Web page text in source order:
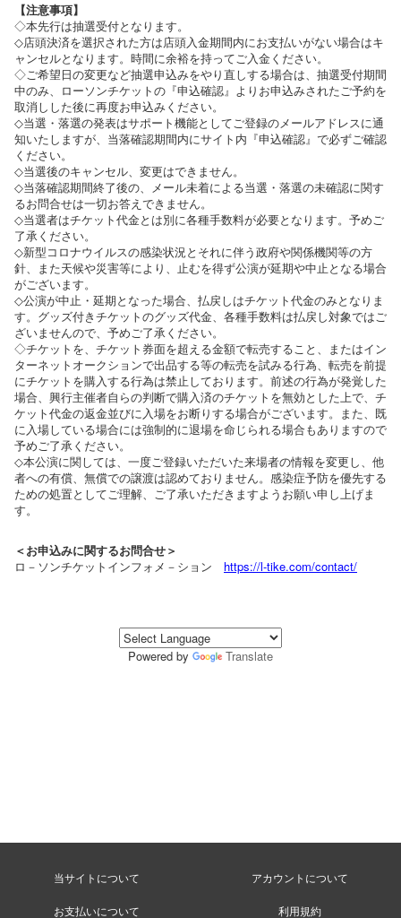
【注意事項】
◇本先行は抽選受付となります。
◇店頭決済を選択された方は店頭入金期間内にお支払いがない場合はキ
ャンセルとなります。時間に余裕を持ってご入金ください。
◇ご希望日の変更など抽選申込みをやり直しする場合は、抽選受付期間
中のみ、ローソンチケットの『申込確認』よりお申込みされたご予約を
取消しした後に再度お申込みください。
◇当選・落選の発表はサポート機能としてご登録のメールアドレスに通
知いたしますが、当落確認期間内にサイト内『申込確認』で必ずご確認
ください。
◇当選後のキャンセル、変更はできません。
◇当落確認期間終了後の、メール未着による当選・落選の未確認に関す
るお問合せは一切お答えできません。
◇当選者はチケット代金とは別に各種手数料が必要となります。予めご
了承ください。
◇新型コロナウイルスの感染状況とそれに伴う政府や関係機関等の方
針、また天候や災害等により、止むを得ず公演が延期や中止となる場合
がございます。
◇公演が中止・延期となった場合、払戻しはチケット代金のみとなりま
す。グッズ付きチケットのグッズ代金、各種手数料は払戻し対象ではご
ざいませんので、予めご了承ください。
◇チケットを、チケット券面を超える金額で転売すること、またはイン
ターネットオークションで出品する等の転売を試みる行為、転売を前提
にチケットを購入する行為は禁止しております。前述の行為が発覚した
場合、興行主催者自らの判断で購入済のチケットを無効とした上で、チ
ケット代金の返金並びに入場をお断りする場合がございます。また、既
に入場している場合には強制的に退場を命じられる場合もありますので
予めご了承ください。
◇本公演に関しては、一度ご登録いただいた来場者の情報を変更し、他
者への有償、無償での譲渡は認めておりません。感染症予防を優先する
ための処置としてご理解、ご了承いただきますようお願い申し上げま
す。
＜お申込みに関するお問合せ＞
ロ－ソンチケットインフォメ－ション https://l-tike.com/contact/
Powered by Translate
当サイトについて アカウントについて
お支払いについて 利用規約